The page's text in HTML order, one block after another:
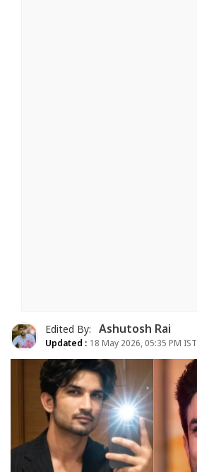
Edited By: Ashutosh Rai
Updated : 18 May 2026, 05:35 PM IST